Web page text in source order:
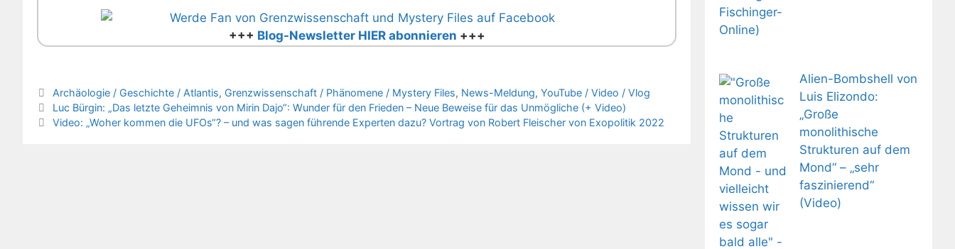
+++ Blog-Newsletter HIER abonnieren +++
Kategorien
Archäologie / Geschichte / Atlantis, Grenzwissenschaft / Phänomene / Mystery Files, News-Meldung, YouTube / Video / Vlog
Luc Bürgin: „Das letzte Geheimnis von Mirin Dajo“: Wunder für den Frieden – Neue Beweise für das Unmögliche (+ Video)
Video: „Woher kommen die UFOs“? – und was sagen führende Experten dazu? Vortrag von Robert Fleischer von Exopolitik 2022
Alien-Bombshell von
Luis Elizondo:
„Große
monolithische
Strukturen auf dem
Mond“ – „sehr
faszinierend“
(Video)